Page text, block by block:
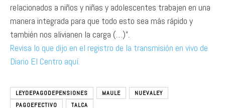
relacionados a niños y niñas y adolescentes trabajen en una
manera integrada para que todo esto sea más rápido y
también nos alivianen la carga (…)”.
Revisa lo que dijo en el registro de la transmisión en vivo de
Diario El Centro aquí.
LEYDEPAGODEPENSIONES MAULE
NUEVALEY
PAGOEFECTIVO
TALCA